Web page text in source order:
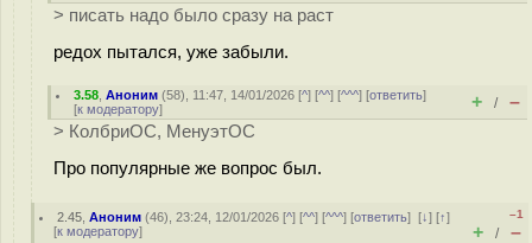
> писать надо было сразу на раст
редох пытался, уже забыли.
3.58 ,Аноним (58), 11:47, 14/01/2026 [^] [^^] [^^^] [ответить]
[к модератору] + / –
> КолбриОС, МенуэтОС
Про популярные же вопрос был.
2.45 ,Аноним (46), 23:24, 12/01/2026 [^] [^^] [^^^] [ответить][↓] [↑]
[к модератору]
–1
+ / –